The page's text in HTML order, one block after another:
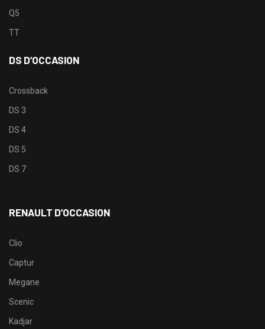
Q5
TT
DS D’OCCASION
Crossback
DS 3
DS 4
DS 5
DS 7
RENAULT D’OCCASION
Clio
Captur
Megane
Scenic
Kadjar